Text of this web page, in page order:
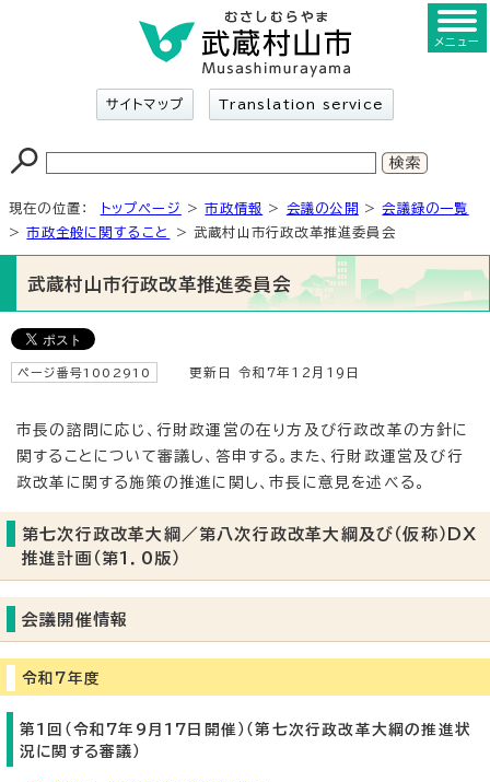
サイトマップ Translation service
メニュー
現在の位置： トップページ >市政情報 > 会議の公開 >会議録の一覧
>市政全般に関すること > 武蔵村山市行政改革推進委員会
武蔵村山市行政改革推進委員会
ページ番号1002910 更新日 令和7年12月19日
市長の諮問に応じ、行財政運営の在り方及び行政改革の方針に
関することについて審議し、答申する。また、行財政運営及び行
政改革に関する施策の推進に関し、市長に意見を述べる。
第七次行政改革大綱／第八次行政改革大綱及び（仮称）DX
推進計画（第1．0版）
会議開催情報
令和7年度
第1回（令和7年9月17日開催）（第七次行政改革大綱の推進状
況に関する審議）